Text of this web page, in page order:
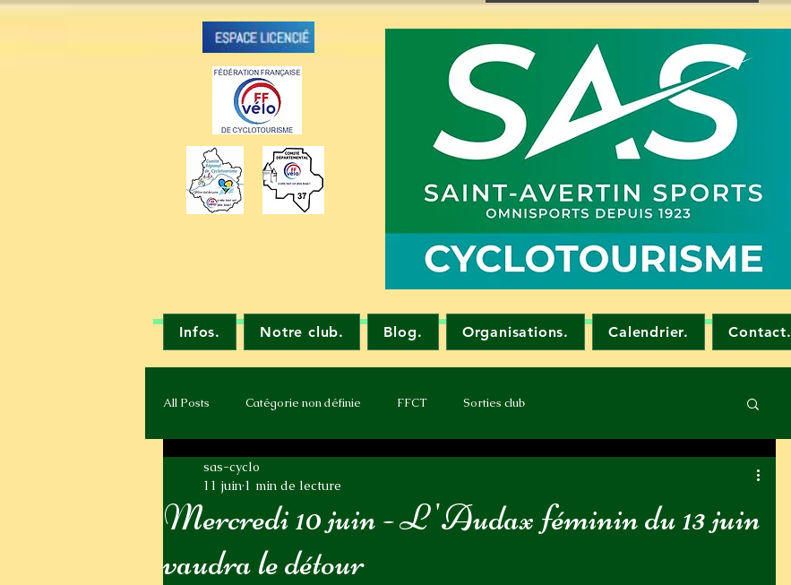
Infos. Notre club. Blog. Organisations. Calendrier. Contact.
All Posts Catégorie non définie FFCT Sorties club
Mercredi 10 juin - L 'Audax féminin du 13 juin
vaudra le détour
sas-cyclo
11 juin 1 min de lecture